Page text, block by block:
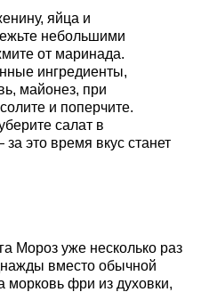
яйца и
небольшими
от маринада.
ингредиенты,
майонез, при
и поперчите.
салат в
это время вкус станет
Мороз уже несколько раз
вместо обычной
фри из духовки,